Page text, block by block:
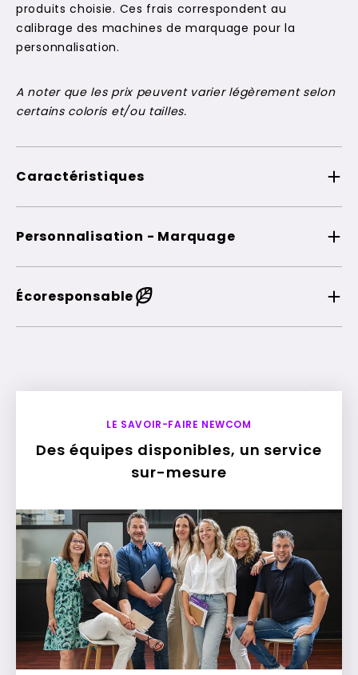
produits choisie. Ces frais correspondent au
calibrage des machines de marquage pour la
personnalisation.
A noter que les prix peuvent varier légèrement selon
certains coloris et/ou tailles.
Caractéristiques
Personnalisation - Marquage
Écoresponsable
LE SAVOIR-FAIRE NEWCOM
Des équipes disponibles, un service
sur-mesure